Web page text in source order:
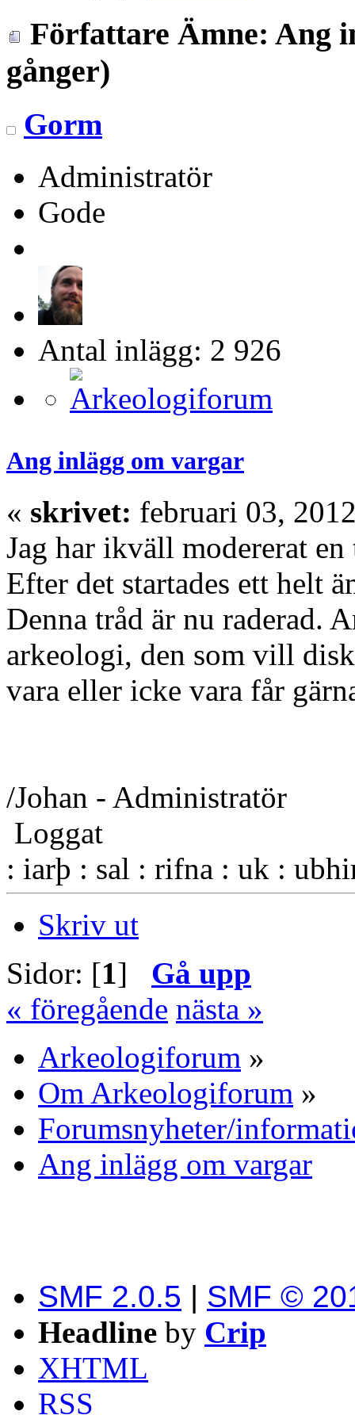
Författare Ämne: Ang
gånger)
Gorm
Administratör
Gode
Antal inlägg: 2 926
Ang inlägg om vargar
« skrivet: februari 03,
Jag har ikväll modererat
Efter det startades ett helt
Denna tråd är nu raderad.
arkeologi, den som vill
vara eller icke vara får
/Johan - Administratör
Loggat
: iarþ : sal : rifna : uk :
Skriv ut
Sidor: [1] Gå upp
« föregående nästa »
Arkeologiforum »
Om Arkeologiforum »
Forumsnyheter/
Ang inlägg om vargar
SMF 2.0.5 | SMF ©
Headline by Crip
XHTML
RSS